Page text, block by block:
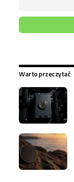
Warto przeczytać